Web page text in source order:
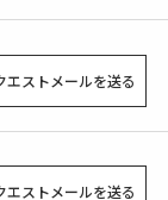
エストメールを送る
エストメールを送る